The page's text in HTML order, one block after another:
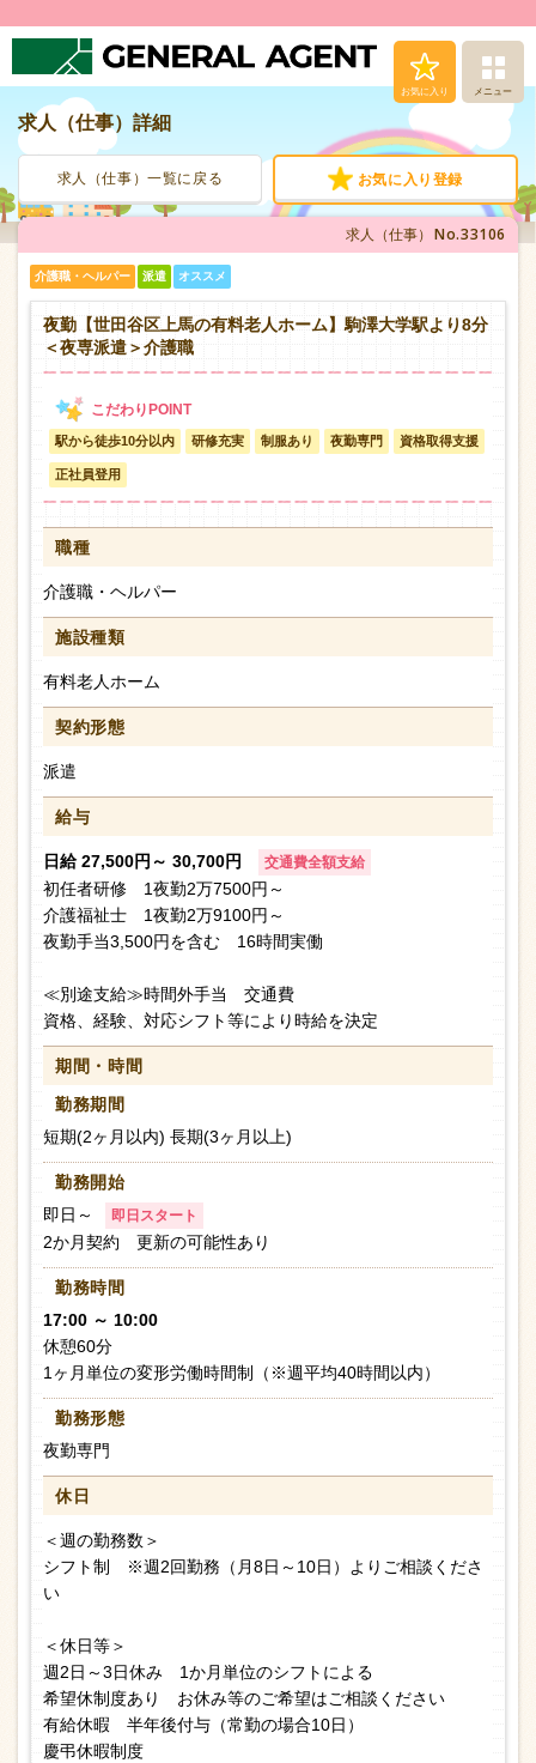
お気に入り メニュー
人材派遣サービス
転職支援サービス
登録から就業まで
お問い合わせ
求人（仕事）詳細
求人（仕事）一覧に戻る お気に入り登録
求人（仕事） No.33106
介護職・ヘルパー 派遣 オススメ
夜勤【世田谷区上馬の有料老人ホーム】駒澤大学駅より8分
＜夜専派遣＞介護職
駅から徒歩10分以内 研修充実 制服あり 夜勤専門 資格取得支援
正社員登用
職種
介護職・ヘルパー
施設種類
有料老人ホーム
契約形態
派遣
給与
日給 27,500円～ 30,700円 交通費全額支給
初任者研修 1夜勤2万7500円～
介護福祉士 1夜勤2万9100円～
夜勤手当3,500円を含む 16時間実働
≪別途支給≫時間外手当 交通費
資格、経験、対応シフト等により時給を決定
期間・時間
勤務期間
短期(2ヶ月以内) 長期(3ヶ月以上)
勤務開始
即日～
即日スタート
2か月契約 更新の可能性あり
勤務時間
17:00 ～ 10:00
休憩60分
1ヶ月単位の変形労働時間制（※週平均40時間以内）
勤務形態
夜勤専門
休日
＜週の勤務数＞
シフト制 ※週2回勤務（月8日～10日）よりご相談くださ
い
＜休日等＞
週2日～3日休み 1か月単位のシフトによる
希望休制度あり お休み等のご希望はご相談ください
有給休暇 半年後付与（常勤の場合10日）
慶弔休暇制度